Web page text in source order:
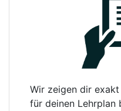
Wir zeigen dir
für deinen Lehrplan